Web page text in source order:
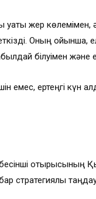
жер көлемімен,
Оның ойынша,
білуімен
емес, ертеңгі күн
отырысының
стратегиялық таңдау